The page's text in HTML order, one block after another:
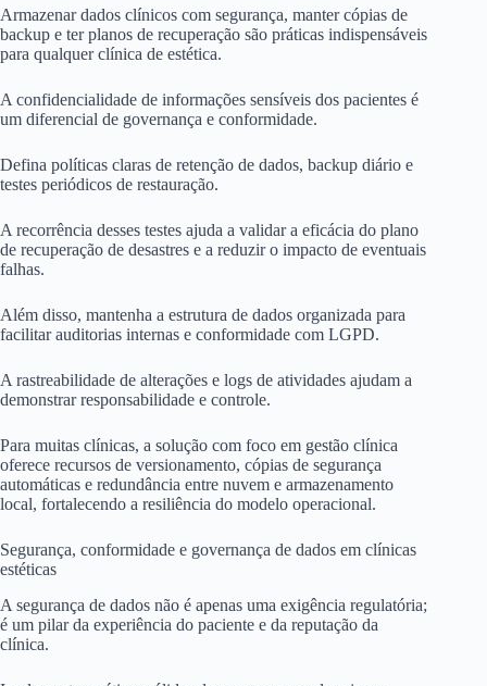
Armazenar dados clínicos com segurança, manter cópias de
backup e ter planos de recuperação são práticas indispensáveis
para qualquer clínica de estética.
A confidencialidade de informações sensíveis dos pacientes é
um diferencial de governança e conformidade.
Defina políticas claras de retenção de dados, backup diário e
testes periódicos de restauração.
A recorrência desses testes ajuda a validar a eficácia do plano
de recuperação de desastres e a reduzir o impacto de eventuais
falhas.
Além disso, mantenha a estrutura de dados organizada para
facilitar auditorias internas e conformidade com LGPD.
A rastreabilidade de alterações e logs de atividades ajudam a
demonstrar responsabilidade e controle.
Para muitas clínicas, a solução com foco em gestão clínica
oferece recursos de versionamento, cópias de segurança
automáticas e redundância entre nuvem e armazenamento
local, fortalecendo a resiliência do modelo operacional.
Segurança, conformidade e governança de dados em clínicas
estéticas
A segurança de dados não é apenas uma exigência regulatória;
é um pilar da experiência do paciente e da reputação da
clínica.